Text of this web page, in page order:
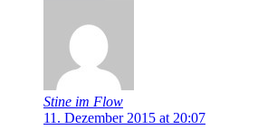
Stine im Flow
11. Dezember 2015 at 20:07